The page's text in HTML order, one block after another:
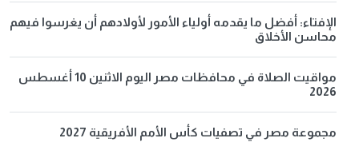
الإفتاء: أفضل ما يقدمه أولياء الأمور لأولادهم أن يغرسوا فيهم
محاسن الأخلاق
مواقيت الصلاة في محافظات مصر اليوم الاثنين 10 أغسطس
2026
مجموعة مصر في تصفيات كأس الأمم الأفريقية 2027